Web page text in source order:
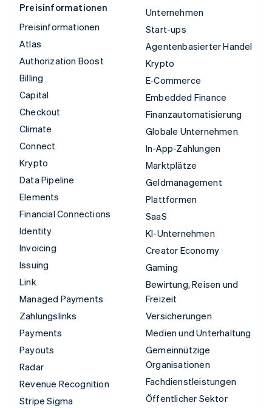
Preisinformationen
Preisinformationen
Atlas
Authorization Boost
Billing
Capital
Checkout
Climate
Connect
Krypto
Data Pipeline
Elements
Financial Connections
Identity
Invoicing
Issuing
Link
Managed Payments
Zahlungslinks
Payments
Payouts
Radar
Revenue Recognition
Stripe Sigma
Unternehmen
Start-ups
Agentenbasierter Handel
Krypto
E-Commerce
Embedded Finance
Finanzautomatisierung
Globale Unternehmen
In-App-Zahlungen
Marktplätze
Geldmanagement
Plattformen
SaaS
KI-Unternehmen
Creator Economy
Gaming
Bewirtung, Reisen und
Freizeit
Versicherungen
Medien und Unterhaltung
Gemeinnützige
Organisationen
Fachdienstleistungen
Öffentlicher Sektor